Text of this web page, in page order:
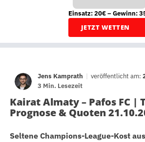
Einsatz: 20€ – Gewinn:
JETZT WETTEN
Jens Kamprath | veröffentlicht am:
3 Min. Lesezeit
Kairat Almaty – Pafos FC |
Prognose & Quoten
Seltene Champions-League-Kost